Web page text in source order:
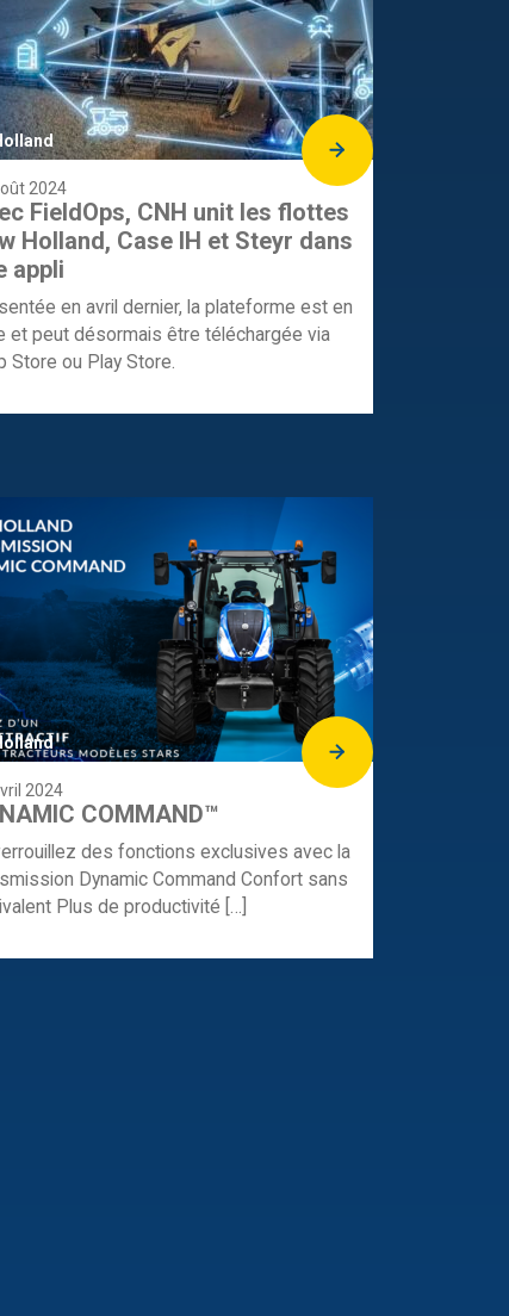
2024
FieldOps, CNH unit les flottes
Holland, Case IH et Steyr dans
appli
en avril dernier, la plateforme est en
et peut désormais être téléchargée via
Store ou Play Store.
2024
COMMAND™
des fonctions exclusives avec la
Dynamic Command Confort sans
Plus de productivité […]